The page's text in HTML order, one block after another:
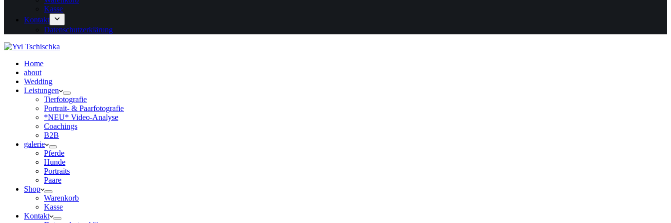
Kasse
Kontakt
Datenschutzerklärung
Home
about
Wedding
Leistungen
Tierfotografie
Portrait- & Paarfotografie
*NEU* Video-Analyse
Coachings
B2B
galerie
Pferde
Hunde
Portraits
Paare
Shop
Warenkorb
Kasse
Kontakt